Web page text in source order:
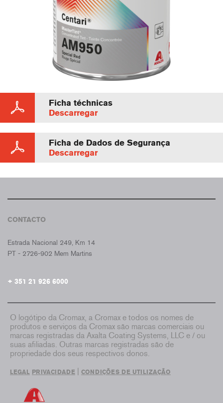
Ficha téchnicas
Descarregar
Ficha de Dados de Segurança
Descarregar
CONTACTO
Estrada Nacional 249, Km 14
PT - 2726-902 Mem Martins
+ 351 21 926 6000
O logótipo da Cromax, a Cromax e todos os nomes de
produtos e serviços da Cromax são marcas comerciais ou
marcas registradas da Axalta Coating Systems, LLC e / ou
suas afiliadas. Outras marcas registradas são de
propriedade dos seus respectivos donos.
LEGAL PRIVACIDADE CONDIÇÕES DE UTILIZAÇÃO